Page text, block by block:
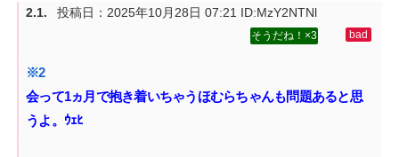
投稿日： 2025年10月28日 07:21 ID:MzY2NTNl
3
会って1ヵ月で抱き着いちゃうほむらちゃんも問題あると思
うよ。ｳｪﾋ